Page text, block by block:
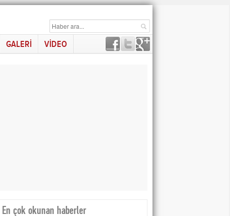
GALERİ VİDEO
En çok okunan haberler